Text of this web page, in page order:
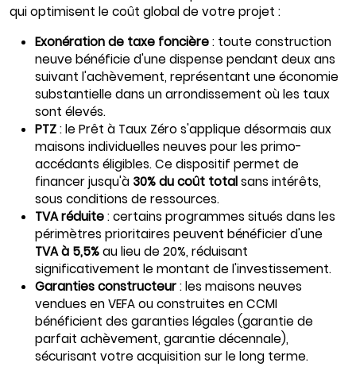
qui optimisent le coût global de votre projet :
Exonération de taxe foncière: toute construction
neuve bénéficie d'une dispense pendant deux ans
suivant l'achèvement, représentant une économie
substantielle dans un arrondissement où les taux
sont élevés.
PTZ: le Prêt à Taux Zéro s'applique désormais aux
maisons individuelles neuves pour les primo-
accédants éligibles. Ce dispositif permet de
financer jusqu'à 30% du coût totalsans intérêts,
sous conditions de ressources.
TVA réduite: certains programmes situés dans les
périmètres prioritaires peuvent bénéficier d'une
TVA à 5,5%au lieu de 20%, réduisant
significativement le montant de l'investissement.
Garanties constructeur: les maisons neuves
vendues en VEFA ou construites en CCMI
bénéficient des garanties légales (garantie de
parfait achèvement, garantie décennale),
sécurisant votre acquisition sur le long terme.